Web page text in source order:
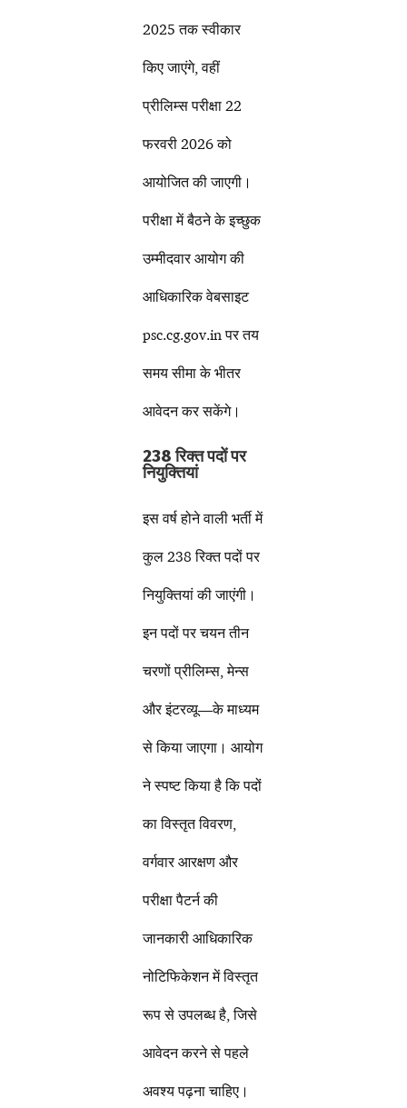
2025 तक स्वीकार
किए जाएंगे, वहीं
प्रीलिम्स परीक्षा 22
फरवरी 2026 को
आयोजित की जाएगी।
परीक्षा में बैठने के इच्छुक
उम्मीदवार आयोग की
आधिकारिक वेबसाइट
psc.cg.gov.in पर तय
समय सीमा के भीतर
आवेदन कर सकेंगे।
238 रिक्त पदों पर
नियुक्तियां
इस वर्ष होने वाली भर्ती में
कुल 238 रिक्त पदों पर
नियुक्तियां की जाएंगी।
इन पदों पर चयन तीन
चरणों प्रीलिम्स, मेन्स
और इंटरव्यू—के माध्यम
से किया जाएगा। आयोग
ने स्पष्ट किया है कि पदों
का विस्तृत विवरण,
वर्गवार आरक्षण और
परीक्षा पैटर्न की
जानकारी आधिकारिक
नोटिफिकेशन में विस्तृत
रूप से उपलब्ध है, जिसे
आवेदन करने से पहले
अवश्य पढ़ना चाहिए।